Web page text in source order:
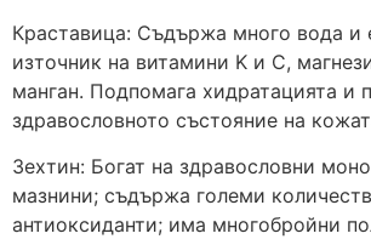
Краставица: Съдържа много вода и
източник на витамини K и C,
манган. Подпомага хидратацията и
здравословното състояние на
Зехтин: Богат на здравословни
мазнини; съдържа големи
антиоксиданти; има многобройни